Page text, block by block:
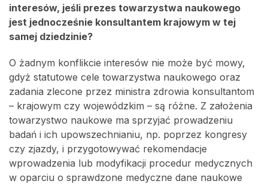
interesów, jeśli prezes towarzystwa naukowego
jest jednocześnie konsultantem krajowym w tej
samej dziedzinie?
O żadnym konflikcie interesów nie może być mowy,
gdyż statutowe cele towarzystwa naukowego oraz
zadania zlecone przez ministra zdrowia konsultantom
– krajowym czy wojewódzkim – są różne. Z założenia
towarzystwo naukowe ma sprzyjać prowadzeniu
badań i ich upowszechnianiu, np. poprzez kongresy
czy zjazdy, i przygotowywać rekomendacje
wprowadzenia lub modyfikacji procedur medycznych
w oparciu o sprawdzone medyczne dane naukowe